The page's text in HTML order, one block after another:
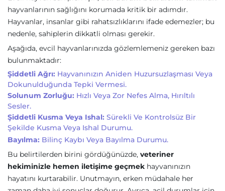
hayvanlarının sağlığını korumada kritik bir adımdır.
Hayvanlar, insanlar gibi rahatsızlıklarını ifade edemezler; bu
nedenle, sahiplerin dikkatli olması gerekir.
Aşağıda, evcil hayvanlarınızda gözlemlemeniz gereken bazı
bulunmaktadır:
Şiddetli Ağrı: Hayvanınızın Aniden Huzursuzlaşması Veya
Dokunulduğunda Tepki Vermesi.
Solunum Zorluğu: Hızlı Veya Zor Nefes Alma, Hırıltılı
Sesler.
Şiddetli Kusma Veya Ishal: Sürekli Ve Kontrolsüz Bir
Şekilde Kusma Veya Ishal Durumu.
Bayılma: Bilinç Kaybı Veya Bayılma Durumu.
Bu belirtilerden birini gördüğünüzde, veteriner
hekiminizle hemen iletişime geçmek hayvanınızın
hayatını kurtarabilir. Unutmayın, erken müdahale her